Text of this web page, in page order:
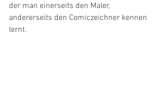
der man einerseits den Maler,
andererseits den Comiczeichner kennen
lernt.